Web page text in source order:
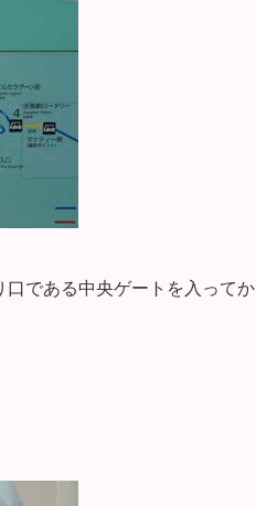
である中央ゲートを入ってか